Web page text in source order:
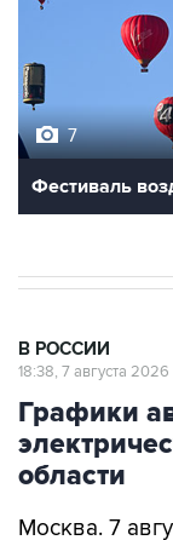
7
Фестиваль
В РОССИИ
18:38, 7 августа 2026
Графики
области
Москва. 7